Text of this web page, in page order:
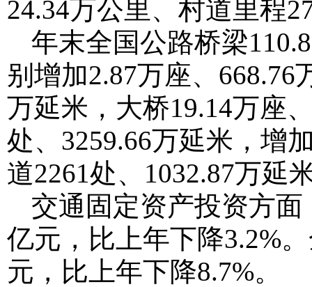
24.34万公里、村道里程
年末全国公路桥梁
别增加2.87万座、668.76
万延米，大桥19.14万座
处、3259.66万延米，增
道2261处、1032.87万延
交通固定资产投资方面
亿元，比上年下降3.2%
元，比上年下降8.7%。